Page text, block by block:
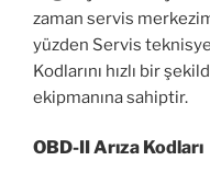
zaman servis
yüzden Servis
Kodlarını hızlı bir
ekipmanına sahiptir.
OBD-II Arıza Kodları